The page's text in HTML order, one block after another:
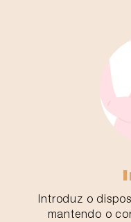
Introduz o
mantendo o